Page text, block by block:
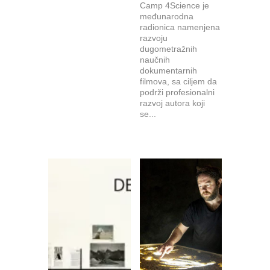
Camp 4Science je
međunarodna
radionica namenjena
razvoju
dugometražnih
naučnih
dokumentarnih
filmova, sa ciljem da
podrži profesionalni
razvoj autora koji
se...